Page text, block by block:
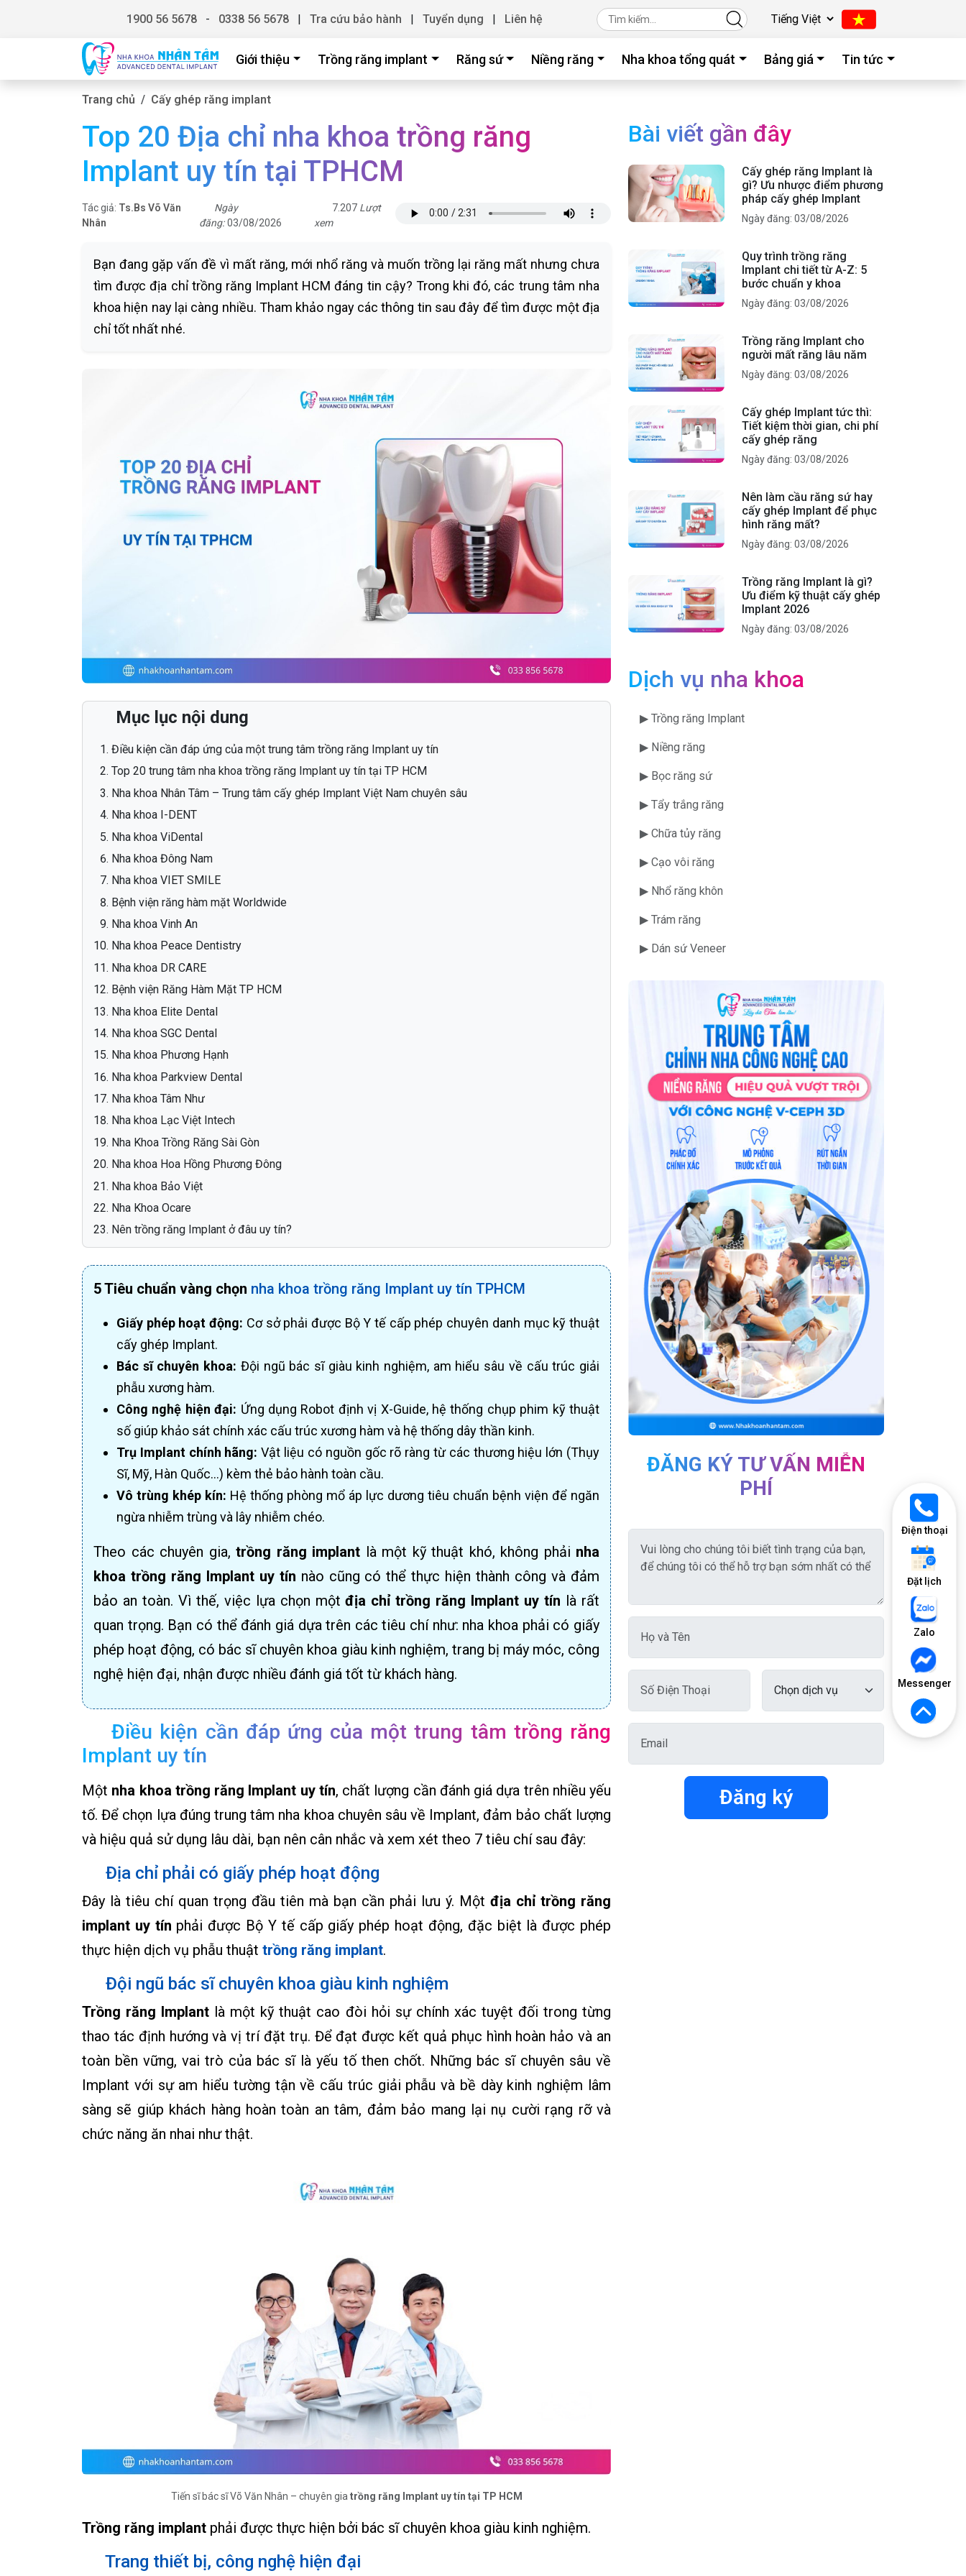
1900 56 5678 - 0338 56 5678 | Tra cứu bảo hành | Tuyển dụng | Liên hệ
Giới thiệu Trồng răng implant Răng sứ Niềng răng Nha khoa tổng quát Bảng giá Tin tức
Điện thoại
Đặt lịch
Zalo
Messenger
Trang chủ Cấy ghép răng implant
Top 20 Địa chỉ nha khoa trồng răng
Implant uy tín tại TPHCM
Tác giả: Ts.Bs Võ Văn
Nhân
Ngày
đăng: 03/08/2026
7.207 Lượt
xem
Bạn đang gặp vấn đề vì mất răng, mới nhổ răng và muốn trồng lại răng mất nhưng chưa
tìm được địa chỉ trồng răng Implant HCM đáng tin cậy? Trong khi đó, các trung tâm nha
khoa hiện nay lại càng nhiều. Tham khảo ngay các thông tin sau đây để tìm được một địa
chỉ tốt nhất nhé.
Mục lục nội dung
Điều kiện cần đáp ứng của một trung tâm trồng răng Implant uy tín
Top 20 trung tâm nha khoa trồng răng Implant uy tín tại TP HCM
Nha khoa Nhân Tâm – Trung tâm cấy ghép Implant Việt Nam chuyên sâu
Nha khoa I-DENT
Nha khoa ViDental
Nha khoa Đông Nam
Nha khoa VIET SMILE
Bệnh viện răng hàm mặt Worldwide
Nha khoa Vinh An
Nha khoa Peace Dentistry
Nha khoa DR CARE
Bệnh viện Răng Hàm Mặt TP HCM
Nha khoa Elite Dental
Nha khoa SGC Dental
Nha khoa Phương Hạnh
Nha khoa Parkview Dental
Nha khoa Tâm Như
Nha khoa Lạc Việt Intech
Nha Khoa Trồng Răng Sài Gòn
Nha khoa Hoa Hồng Phương Đông
Nha khoa Bảo Việt
Nha Khoa Ocare
Nên trồng răng Implant ở đâu uy tín?
5 Tiêu chuẩn vàng chọn nha khoa trồng răng Implant uy tín TPHCM
Giấy phép hoạt động: Cơ sở phải được Bộ Y tế cấp phép chuyên danh mục kỹ thuật
cấy ghép Implant.
Bác sĩ chuyên khoa: Đội ngũ bác sĩ giàu kinh nghiệm, am hiểu sâu về cấu trúc giải
phẫu xương hàm.
Công nghệ hiện đại: Ứng dụng Robot định vị X-Guide, hệ thống chụp phim kỹ thuật
số giúp khảo sát chính xác cấu trúc xương hàm và hệ thống dây thần kinh.
Trụ Implant chính hãng: Vật liệu có nguồn gốc rõ ràng từ các thương hiệu lớn (Thụy
Sĩ, Mỹ, Hàn Quốc...) kèm thẻ bảo hành toàn cầu.
Vô trùng khép kín: Hệ thống phòng mổ áp lực dương tiêu chuẩn bệnh viện để ngăn
ngừa nhiễm trùng và lây nhiễm chéo.
Theo các chuyên gia, trồng răng implant là một kỹ thuật khó, không phải nha
khoa trồng răng Implant uy tín nào cũng có thể thực hiện thành công và đảm
bảo an toàn. Vì thế, việc lựa chọn mộtđịa chỉ trồng răng Implant uy tín là rất
quan trọng. Bạn có thể đánh giá dựa trên các tiêu chí như: nha khoa phải có giấy
phép hoạt động, có bác sĩ chuyên khoa giàu kinh nghiệm, trang bị máy móc, công
nghệ hiện đại, nhận được nhiều đánh giá tốt từ khách hàng.
Điều kiện cần đáp ứng của một trung tâm trồng răng
Implant uy tín
Một nha khoa trồng răng Implant uy tín, chất lượng cần đánh giá dựa trên nhiều yếu
tố. Để chọn lựa đúng trung tâm nha khoa chuyên sâu về Implant, đảm bảo chất lượng
và hiệu quả sử dụng lâu dài, bạn nên cân nhắc và xem xét theo 7 tiêu chí sau đây:
Địa chỉ phải có giấy phép hoạt động
Đây là tiêu chí quan trọng đầu tiên mà bạn cần phải lưu ý. Một địa chỉ trồng răng
implant uy tín phải được Bộ Y tế cấp giấy phép hoạt động, đặc biệt là được phép
thực hiện dịch vụ phẫu thuật trồng răng implant.
Đội ngũ bác sĩ chuyên khoa giàu kinh nghiệm
Trồng răng Implant là một kỹ thuật cao đòi hỏi sự chính xác tuyệt đối trong từng
thao tác định hướng và vị trí đặt trụ. Để đạt được kết quả phục hình hoàn hảo và an
toàn bền vững, vai trò của bác sĩ là yếu tố then chốt. Những bác sĩ chuyên sâu về
Implant với sự am hiểu tường tận về cấu trúc giải phẫu và bề dày kinh nghiệm lâm
sàng sẽ giúp khách hàng hoàn toàn an tâm, đảm bảo mang lại nụ cười rạng rỡ và
chức năng ăn nhai như thật.
Tiến sĩ bác sĩ Võ Văn Nhân – chuyên giatrồng răng Implant uy tín tại TP HCM
Trồng răng implant phải được thực hiện bởi bác sĩ chuyên khoa giàu kinh nghiệm.
Trang thiết bị, công nghệ hiện đại
Bài viết gần đây
Cấy ghép răng Implant là
gì? Ưu nhược điểm phương
pháp cấy ghép Implant
Ngày đăng: 03/08/2026
Quy trình trồng răng
Implant chi tiết từ A-Z: 5
bước chuẩn y khoa
Ngày đăng: 03/08/2026
Trồng răng Implant cho
người mất răng lâu năm
Ngày đăng: 03/08/2026
Cấy ghép Implant tức thì:
Tiết kiệm thời gian, chi phí
cấy ghép răng
Ngày đăng: 03/08/2026
Nên làm cầu răng sứ hay
cấy ghép Implant để phục
hình răng mất?
Ngày đăng: 03/08/2026
Trồng răng Implant là gì?
Ưu điểm kỹ thuật cấy ghép
Implant 2026
Ngày đăng: 03/08/2026
Dịch vụ nha khoa
▶ Trồng răng Implant
▶ Niềng răng
▶ Bọc răng sứ
▶ Tẩy trắng răng
▶ Chữa tủy răng
▶ Cạo vôi răng
▶ Nhổ răng khôn
▶ Trám răng
▶ Dán sứ Veneer
ĐĂNG KÝ TƯ VẤN MIỄN
PHÍ
Đăng ký